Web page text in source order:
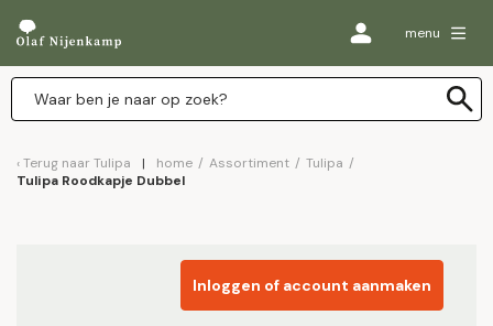
menu
Terug naar Tulipa home / Assortiment / Tulipa /
Tulipa Roodkapje Dubbel
Inloggen of account aanmaken